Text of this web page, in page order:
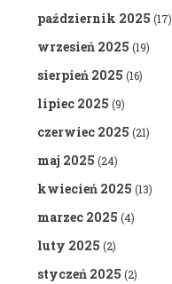
październik 2025 (17)
wrzesień 2025 (19)
sierpień 2025 (16)
lipiec 2025 (9)
czerwiec 2025 (21)
maj 2025 (24)
kwiecień 2025 (13)
marzec 2025 (4)
luty 2025 (2)
styczeń 2025 (2)